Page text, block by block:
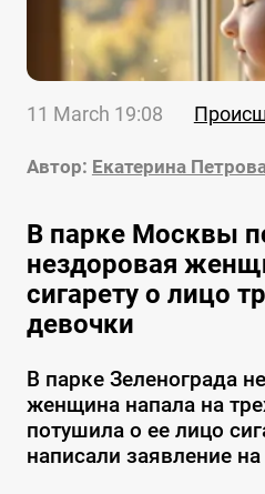
11 March 19:08
Автор: Екатерина
В парке Москвы
нездоровая
сигарету о лицо
девочки
В парке Зеленограда
женщина напала на
потушила о ее лицо
написали заявление